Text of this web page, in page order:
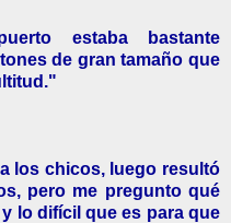
estaba bastante
de gran tamaño que
los chicos, luego resultó
pero me pregunto qué
lo difícil que es para que